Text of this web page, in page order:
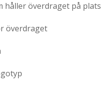
håller överdraget på plats
överdraget